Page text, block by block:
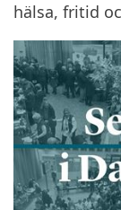
hälsa, fritid